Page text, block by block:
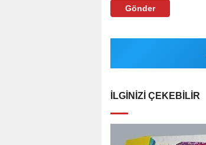
Gönder
İLGINIZI ÇEKEBILIR